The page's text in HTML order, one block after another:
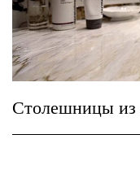
Столешницы из